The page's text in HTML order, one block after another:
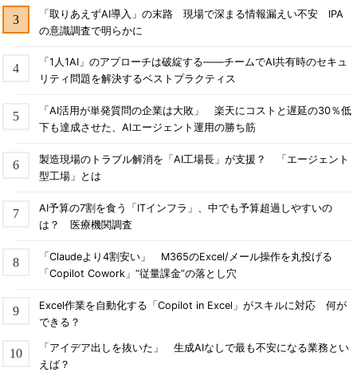
「取りあえずAI導入」の末路 現場で深まる情報漏えい不安 IPA
の意識調査で明らかに
「1人1AI」のアプローチは破綻する――チームでAI共有時のセキュ
リティ問題を解決するベストプラクティス
「AI活用が単発質問の企業は大敗」 楽天にコストと遅延の30％低
下も達成させた、AIエージェント運用の勝ち筋
製造現場のトラブル解消を「AI工場長」が支援？ 「エージェント
型工場」とは
AI予算の7割を食う「ITインフラ」、中でも予算超過しやすいの
は？ 医療機関調査
「Claudeより4割安い」 M365のExcel/メール操作を丸投げる
「Copilot Cowork」“従量課金”の落とし穴
Excel作業を自動化する「Copilot in Excel」がスキルに対応 何が
できる？
「アイデア出しを抜いた」 生成AIなしで最も不安になる業務とい
えば？